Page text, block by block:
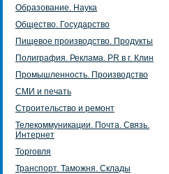
Образование. Наука
Общество. Государство
Пищевое производство. Продукты
Полиграфия. Реклама. PR в г. Клин
Промышленность. Производство
СМИ и печать
Строительство и ремонт
Телекоммуникации. Почта. Связь.
Интернет
Торговля
Транспорт. Таможня. Склады